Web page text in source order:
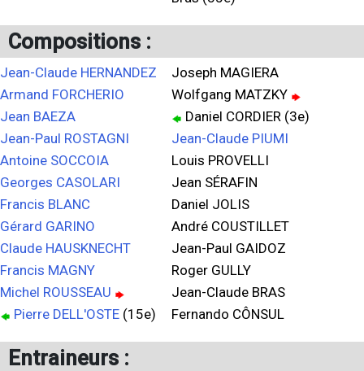
Compositions :
Jean-Claude HERNANDEZ
Armand FORCHERIO
Jean BAEZA
Jean-Paul ROSTAGNI
Antoine SOCCOIA
Georges CASOLARI
Francis BLANC
Gérard GARINO
Claude HAUSKNECHT
Francis MAGNY
Michel ROUSSEAU
Pierre DELL'OSTE (15e)
Joseph MAGIERA
Wolfgang MATZKY
Daniel CORDIER (3e)
Jean-Claude PIUMI
Louis PROVELLI
Jean SÉRAFIN
Daniel JOLIS
André COUSTILLET
Jean-Paul GAIDOZ
Roger GULLY
Jean-Claude BRAS
Fernando CÔNSUL
Entraineurs :